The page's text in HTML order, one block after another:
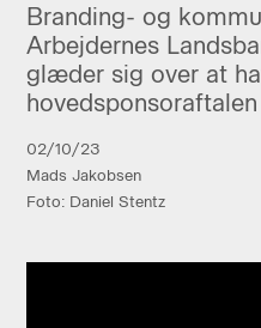
Branding- og
Arbejdernes
glæder sig over at
02/10/23
Mads Jakobsen
Foto: Daniel Stentz